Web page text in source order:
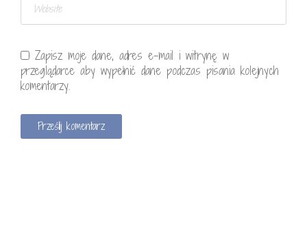
Zapisz moje dane, adres e-mail i witrynę w
przeglądarce aby wypełnić dane podczas pisania kolejnych
komentarzy.